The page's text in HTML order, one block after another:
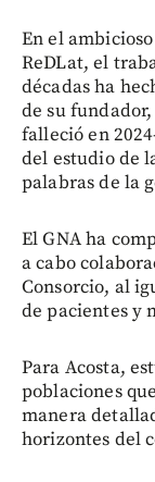
En el
ReDLat, el
décadas ha
de su
falleció en
del estudio de
palabras de la
El GNA ha
a cabo
Consorcio, al
de pacientes y
Para Acosta,
poblaciones
manera
horizontes del